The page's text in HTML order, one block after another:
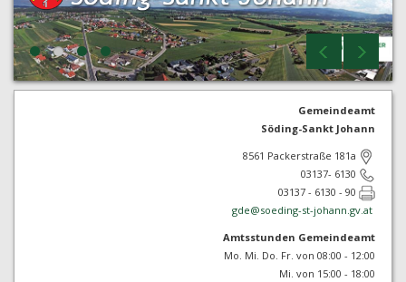
Gemeindeamt
Söding-Sankt Johann
8561 Packerstraße 181a
03137- 6130
03137 - 6130 - 90
gde@soeding-st-johann.gv.at
Amtsstunden Gemeindeamt
Mo. Mi. Do. Fr. von 08:00 - 12:00
Mi. von 15:00 - 18:00